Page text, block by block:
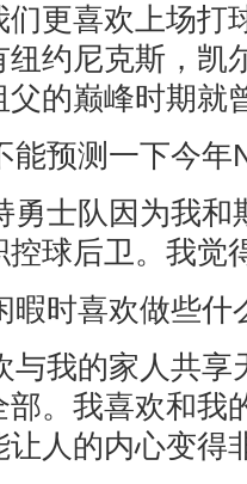
们更喜欢上场打
纽约尼克斯，凯
父的巅峰时期就
能预测一下今年
勇士队因为我和
控球后卫。我觉
暇时喜欢做些什
与我的家人共享
部。我喜欢和我
人的内心变得